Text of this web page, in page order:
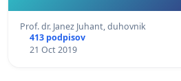
Prof. dr. Janez Juhant, duhovnik
413 podpisov
21 Oct 2019